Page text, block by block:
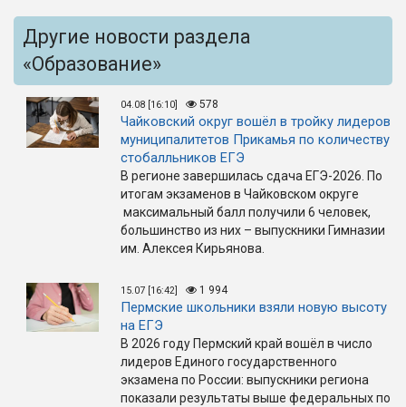
Другие новости раздела
«Образование»
04.08 [16:10] 578
Чайковский округ вошёл в тройку лидеров
муниципалитетов Прикамья по количеству
стобалльников ЕГЭ
В регионе завершилась сдача ЕГЭ-2026. По
итогам экзаменов в Чайковском округе
максимальный балл получили 6 человек,
большинство из них – выпускники Гимназии
им. Алексея Кирьянова.
15.07 [16:42] 1 994
Пермские школьники взяли новую высоту
на ЕГЭ
В 2026 году Пермский край вошёл в число
лидеров Единого государственного
экзамена по России: выпускники региона
показали результаты выше федеральных по